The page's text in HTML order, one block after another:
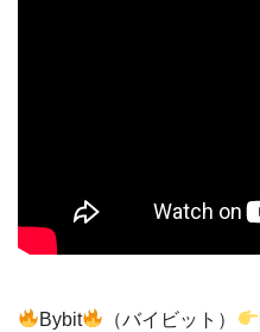
Bybit （バイビット）